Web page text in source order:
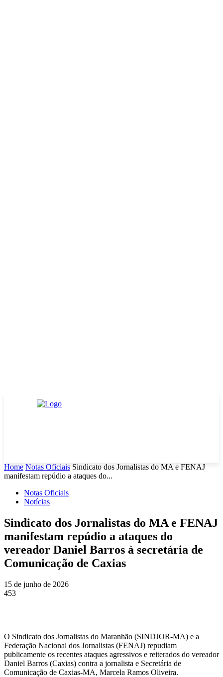
Home Notas Oficiais Sindicato dos Jornalistas do MA e FENAJ
manifestam repúdio a ataques do...
Notas Oficiais
Notícias
Sindicato dos Jornalistas do MA e FENAJ
manifestam repúdio a ataques do
vereador Daniel Barros à secretária de
Comunicação de Caxias
15 de junho de 2026
453
O Sindicato dos Jornalistas do Maranhão (SINDJOR-MA) e a
Federação Nacional dos Jornalistas (FENAJ) repudiam
publicamente os recentes ataques agressivos e reiterados do vereador
Daniel Barros (Caxias) contra a jornalista e Secretária de
Comunicação de Caxias-MA, Marcela Ramos Oliveira.